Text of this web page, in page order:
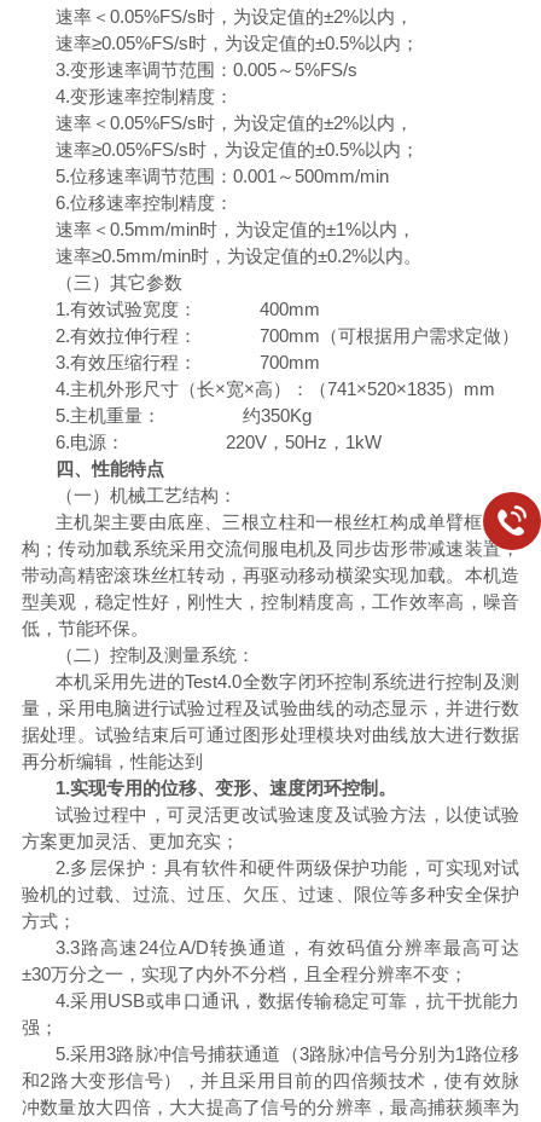
速率＜0.05%FS/s时，为设定值的±2%以内，
速率≥0.05%FS/s时，为设定值的±0.5%以内；
3.变形速率调节范围：0.005～5%FS/s
4.变形速率控制精度：
速率＜0.05%FS/s时，为设定值的±2%以内，
速率≥0.05%FS/s时，为设定值的±0.5%以内；
5.位移速率调节范围：0.001～500mm/min
6.位移速率控制精度：
速率＜0.5mm/min时，为设定值的±1%以内，
速率≥0.5mm/min时，为设定值的±0.2%以内。
（三）其它参数
1.有效试验宽度： 400mm
2.有效拉伸行程： 700mm（可根据用户需求定做）
3.有效压缩行程： 700mm
4.主机外形尺寸（长×宽×高）：（741×520×1835） mm
5.主机重量： 约350Kg
6.电源： 220V，50Hz，1kW
四、性能特点
（一）机械工艺结构：
主机架主要由底座、三根立柱和一根丝杠构成单臂框架结
构；传动加载系统采用交流伺服电机及同步齿形带减速装置，
带动高精密滚珠丝杠转动，再驱动移动横梁实现加载。本机造
型美观，稳定性好，刚性大，控制精度高，工作效率高，噪音
低，节能环保。
（二）控制及测量系统：
本机采用先进的Test4.0全数字闭环控制系统进行控制及测
量，采用电脑进行试验过程及试验曲线的动态显示，并进行数
据处理。试验结束后可通过图形处理模块对曲线放大进行数据
再分析编辑，性能达到
1.实现专用的位移、变形、速度闭环控制。
试验过程中，可灵活更改试验速度及试验方法，以使试验
方案更加灵活、更加充实；
2.多层保护：具有软件和硬件两级保护功能，可实现对试
验机的过载、过流、过压、欠压、过速、限位等多种安全保护
方式；
3.3路高速24位A/D转换通道，有效码值分辨率最高可达
±30万分之一，实现了内外不分档，且全程分辨率不变；
4.采用USB或串口通讯，数据传输稳定可靠，抗干扰能力
强；
5.采用3路脉冲信号捕获通道（3路脉冲信号分别为1路位移
和2路大变形信号），并且采用目前的四倍频技术，使有效脉
冲数量放大四倍，大大提高了信号的分辨率，最高捕获频率为